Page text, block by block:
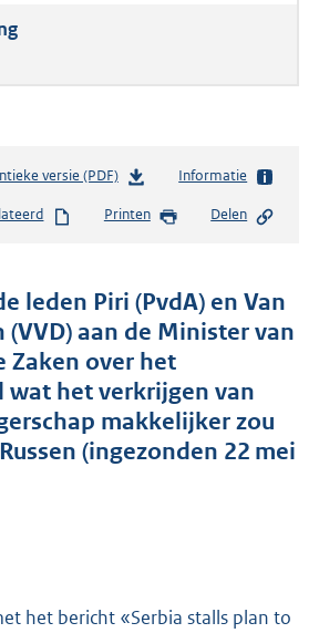
versie (PDF)b
s
n
d
g
r
o
t
b
Informatie
Printen Delen
leden Piri (PvdA) en Van
aan de Minister van
Zaken over het
wat het verkrijgen van
makkelijker zou
(ingezonden 22 mei
het bericht «Serbia stalls plan to